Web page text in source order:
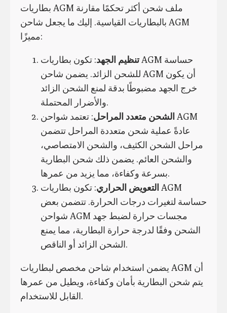
بطاريات AGM ملف شحن أكثر تحكمًا مقارنة
بالبطاريات القياسية. إليك ما يجعل شاحن AGM
مميزًا:
تنظيم الجهد: تكون بطاريات AGM حساسة
للشحن الزائد. يضمن شاحن AGM أن يكون
خرج الجهد مضبوطًا بدقة لمنع الشحن الزائد
والأضرار المحتملة.
الشحن متعدد المراحل: تعتمد شواحن AGM
عادةً عملية شحن متعددة المراحل تتضمن
مراحل الشحن الكثيف، والشحن الامتصاصي،
والشحن العائم. يضمن ذلك شحن البطارية
بسرعة وكفاءة، مما يزيد من عمرها.
التعويض الحراري: تكون بطاريات AGM
حساسة لتغيرات درجات الحرارة. تتضمن بعض
شواحن AGM مجسات حرارة لضبط جهد
الشحن وفقًا لدرجة حرارة البطارية، مما يمنع
الشحن الزائد أو الناقص.
يضمن استخدام شاحن مخصص لبطاريات AGM أن
يتم شحن البطارية بأمان وكفاءة، ويطيل من عمرها
القابل للاستخدام.